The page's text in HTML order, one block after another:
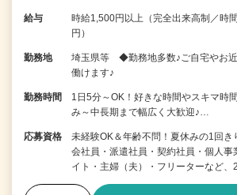
給与
時給1,500円以上（完全出来高制／時
円）
勤務地
埼玉県等 ◆勤務地多数♪ご自宅やお
働けます♪
勤務時間
1日5分～OK！好きな時間やスキマ時
み～中長期まで幅広く大歓迎♪…
応募資格
未経験OK＆年齢不問！夏休みの1回
会社員・派遣社員・契約社員・個人事
イト・主婦（夫）・フリーターなど、